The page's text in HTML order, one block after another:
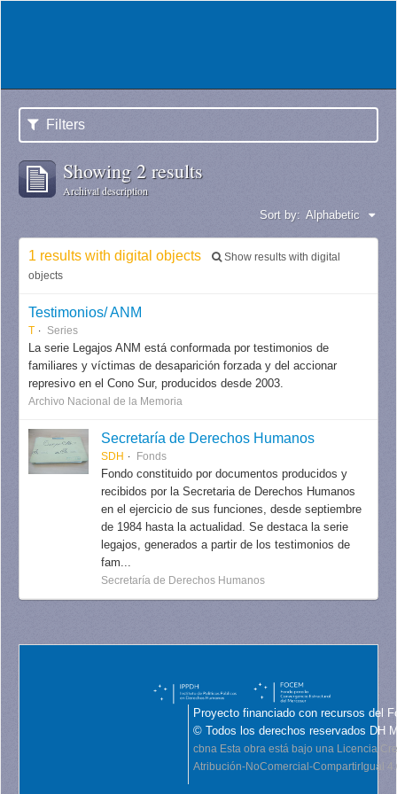
Filters
Showing 2 results
Archival description
Sort by: Alphabetic
1 results with digital objects
Show results with digital
objects
Testimonios/ ANM
T Series
La serie Legajos ANM está conformada por testimonios de
familiares y víctimas de desaparición forzada y del accionar
represivo en el Cono Sur, producidos desde 2003.
Archivo Nacional de la Memoria
Secretaría de Derechos Humanos
SDH Fonds
Fondo constituido por documentos producidos y
recibidos por la Secretaria de Derechos Humanos
en el ejercicio de sus funciones, desde septiembre
de 1984 hasta la actualidad. Se destaca la serie
legajos, generados a partir de los testimonios de
fam...
Secretaría de Derechos Humanos
Proyecto financiado con recursos del
© Todos los derechos reservados DH
cbna Esta obra está bajo una Licencia
Atribución-NoComercial-CompartirIgual